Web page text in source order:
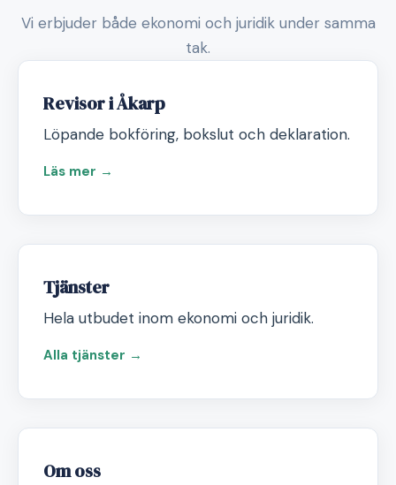
Vi erbjuder både ekonomi och juridik under samma
tak.
Revisor i Åkarp
Löpande bokföring, bokslut och deklaration.
Läs mer →
Tjänster
Hela utbudet inom ekonomi och juridik.
Alla tjänster →
Om oss